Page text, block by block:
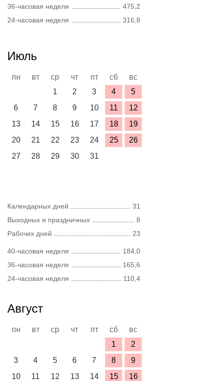
36-часовая неделя
475,2
24-часовая неделя
316,8
Июль
пн вт ср чт пт сб
вс
1
2 3 4
5
6
7 8 9 10 11
12
13
14 15 16 17 18
19
20
21 22 23 24 25
26
27
28 29 30 31
Календарных дней
31
Выходных и праздничных
8
Рабочих дней
23
40-часовая неделя
184,0
36-часовая неделя
165,6
24-часовая неделя
110,4
Август
пн вт ср чт пт сб
вс
1
2
3
4 5 6 7 8
9
10
11 12 13 14 15
16